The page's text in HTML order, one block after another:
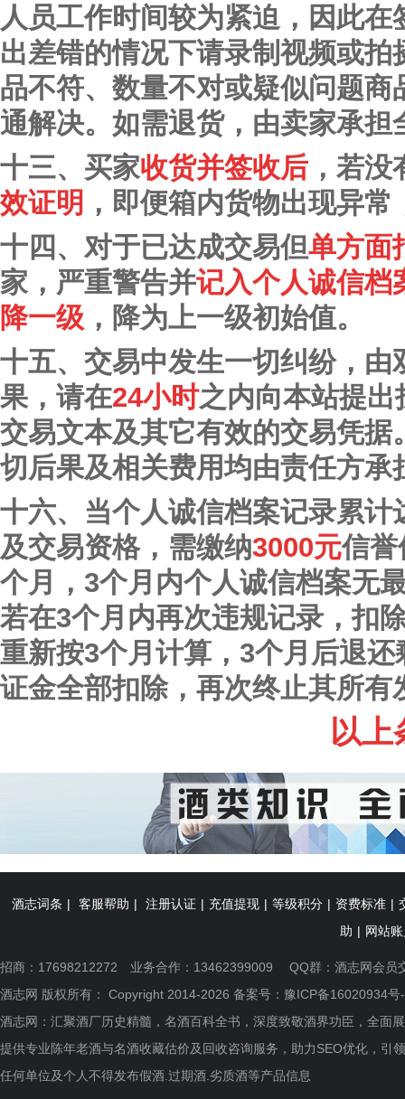
人员工作时间较为紧迫，因此
出差错的情况下请录制视频或
品不符、数量不对或疑似问题
通解决。如需退货，由卖家承担
十三、买家收货并签收后 ，若没
效证明 ，即便箱内货物出现异
十四、对于已达成交易但单方面
家，严重警告并记入个人诚信档
降一级 ，降为上一级初始值。
十五、交易中发生一切纠纷，
果，请在24小时之内向本站提
交易文本及其它有效的交易凭
切后果及相关费用均由责任方承
十六、当个人诚信档案记录累
及交易资格，需缴纳3000元信誉
个月，3个月内个人诚信档案无
若在3个月内再次违规记录，扣
重新按3个月计算，3个月后退
证金全部扣除，再次终止其所有
以上
酒志词条 | 客服帮助 | 注册认证 | 充值提现 | 等级积分 | 资费标准 |
助 | 网站
招商：17698212272 业务合作：13462399009 QQ群： 酒志网会员
酒志网 版权所有： Copyright 2014-2026 备案号： 豫ICP备16020934号
酒志网：汇聚酒厂历史精髓，名酒百科全书，深度致敬酒界功臣，全面
提供专业陈年老酒与名酒收藏估价及回收咨询服务，助力SEO优化，引
任何单位及个人不得发布假酒.过期酒.劣质酒等产品信息